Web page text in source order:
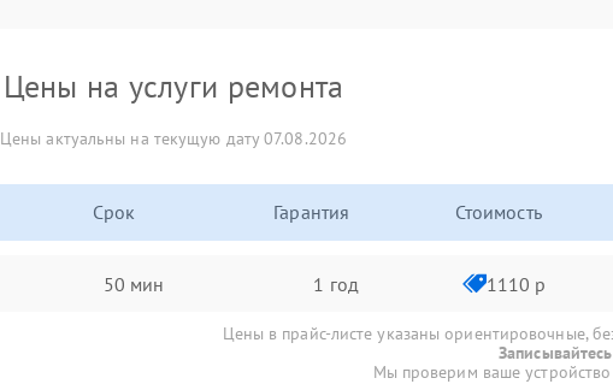
Цены на услуги ремонта
Цены актуальны на текущую дату 07.08.2026
Срок Гарантия Стоимость
50 мин 1 год 1110 р
Цены в прайс-листе указаны ориентировочные,
Мы проверим ваше